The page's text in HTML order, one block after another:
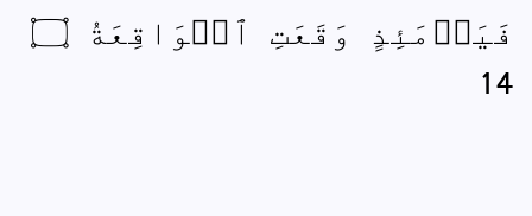
فَيَوۡمَئِذٍ وَقَعَتِ ٱلۡوَاقِعَةُ ۝
14